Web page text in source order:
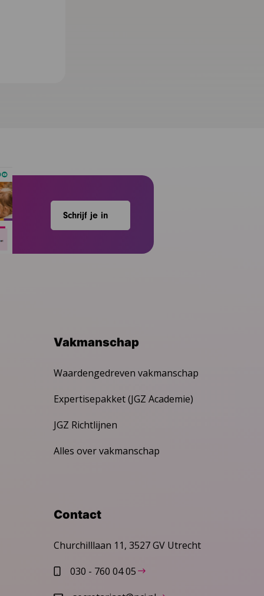
Schrijf je in
Vakmanschap
Waardengedreven vakmanschap
Expertisepakket (JGZ Academie)
JGZ Richtlijnen
Alles over vakmanschap
Contact
Churchilllaan 11, 3527 GV Utrecht
030 - 760 04 05